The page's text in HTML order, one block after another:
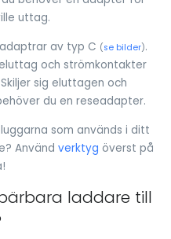
uttag.
av typ C (se bilder).
och strömkontakter
sig eluttagen och
du en reseadapter.
som används i ditt
Använd verktyg överst på
laddare till